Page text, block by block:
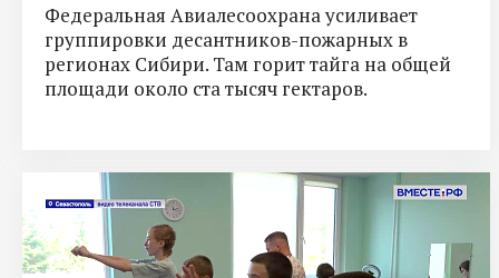
Федеральная Авиалесоохрана усиливает
группировки десантников-пожарных в
регионах Сибири. Там горит тайга на общей
площади около ста тысяч гектаров.